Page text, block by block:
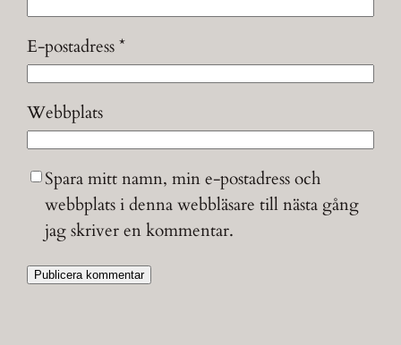
E-postadress*
Webbplats
Spara mitt namn, min e-postadress och
webbplats i denna webbläsare till nästa gång
jag skriver en kommentar.